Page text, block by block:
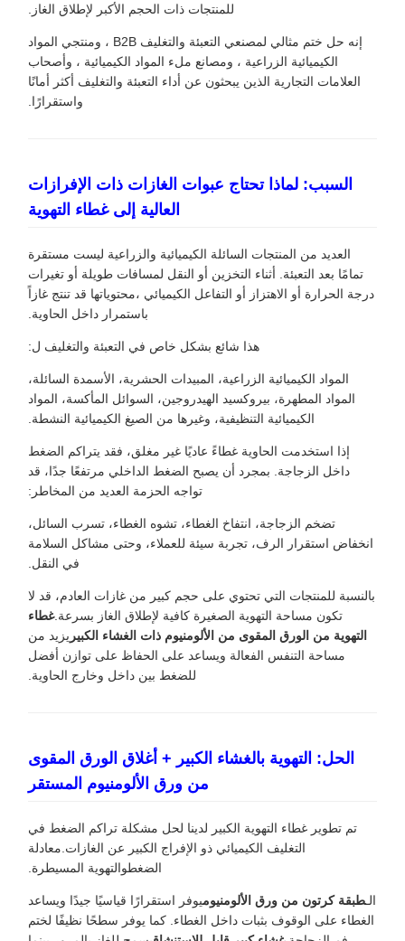
للمنتجات ذات الحجم الأكبر لإطلاق الغاز.
إنه حل ختم مثالي لمصنعي التعبئة والتغليف B2B ، ومنتجي المواد
الكيميائية الزراعية ، ومصانع ملء المواد الكيميائية ، وأصحاب
العلامات التجارية الذين يبحثون عن أداء التعبئة والتغليف أكثر أمانًا
واستقرارًا.
السبب: لماذا تحتاج عبوات الغازات ذات الإفرازات
العالية إلى غطاء التهوية
العديد من المنتجات السائلة الكيميائية والزراعية ليست مستقرة
تمامًا بعد التعبئة. أثناء التخزين أو النقل لمسافات طويلة أو تغيرات
درجة الحرارة أو الاهتزاز أو التفاعل الكيميائي ،محتوياتها قد تنتج غازاً
باستمرار داخل الحاوية.
هذا شائع بشكل خاص في التعبئة والتغليف ل:
المواد الكيميائية الزراعية، المبيدات الحشرية، الأسمدة السائلة،
المواد المطهرة، بيروكسيد الهيدروجين، السوائل المأكسة، المواد
الكيميائية التنظيفية، وغيرها من الصيغ الكيميائية النشطة.
إذا استخدمت الحاوية غطاءً عاديًا غير مغلق، فقد يتراكم الضغط
داخل الزجاجة. بمجرد أن يصبح الضغط الداخلي مرتفعًا جدًا، قد
تواجه الحزمة العديد من المخاطر:
تضخم الزجاجة، انتفاخ الغطاء، تشوه الغطاء، تسرب السائل،
انخفاض استقرار الرف، تجربة سيئة للعملاء، وحتى مشاكل السلامة
في النقل.
بالنسبة للمنتجات التي تحتوي على حجم كبير من غازات العادم، قد لا
تكون مساحة التهوية الصغيرة كافية لإطلاق الغاز بسرعة.غطاء
التهوية من الورق المقوى من الألومنيوم ذات الغشاء الكبير يزيد من
مساحة التنفس الفعالة ويساعد على الحفاظ على توازن أفضل
للضغط بين داخل وخارج الحاوية.
الحل: التهوية بالغشاء الكبير + أغلاق الورق المقوى
من ورق الألومنيوم المستقر
تم تطوير غطاء التهوية الكبير لدينا لحل مشكلة تراكم الضغط في
التغليف الكيميائي ذو الإفراج الكبير عن الغازات.معادلة
الضغطوالتهوية المسيطرة.
الـطبقة كرتون من ورق الألومنيوميوفر استقرارًا قياسيًا جيدًا ويساعد
الغطاء على الوقوف بثبات داخل الغطاء. كما يوفر سطحًا نظيفًا لختم